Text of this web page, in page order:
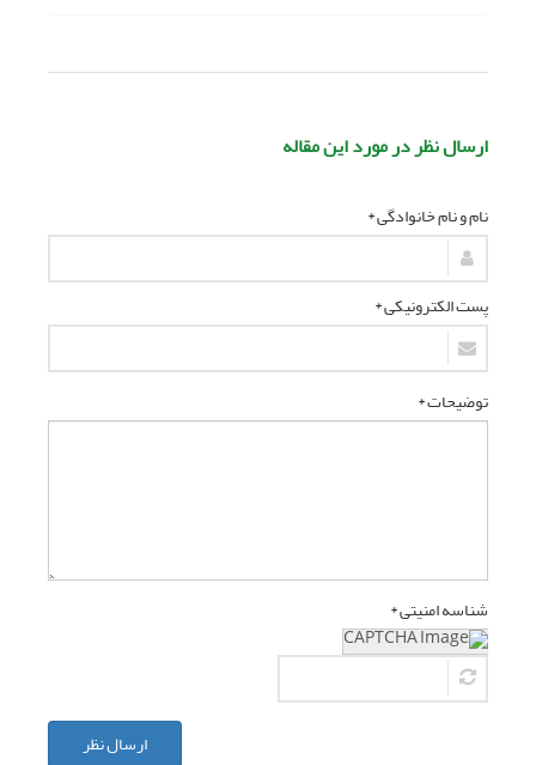
ارسال نظر در مورد این مقاله
نام و نام خانوادگی *
پست الکترونیکی *
توضیحات *
شناسه امنیتی *
ارسال نظر